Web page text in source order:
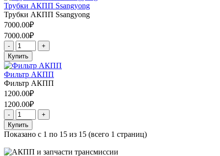
Трубки АКПП Ssangyong
Трубки АКПП Ssangyong
7000.00₽
7000.00₽
-
+
Купить
Фильтр АКПП
Фильтр АКПП
1200.00₽
1200.00₽
-
+
Купить
Показано с 1 по 15 из 15 (всего 1 страниц)